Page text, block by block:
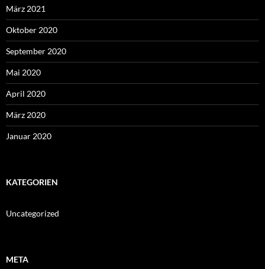
März 2021
Oktober 2020
September 2020
Mai 2020
April 2020
März 2020
Januar 2020
KATEGORIEN
Uncategorized
META